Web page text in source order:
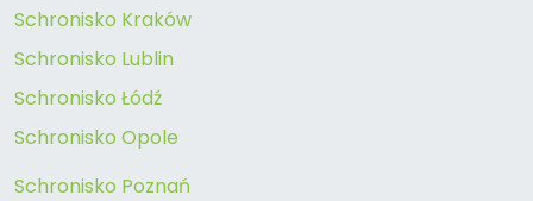
Schronisko Kraków
Schronisko Lublin
Schronisko Łódź
Schronisko Opole
Schronisko Poznań